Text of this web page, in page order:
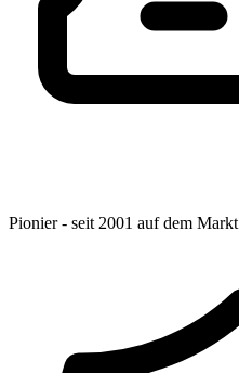
Pionier - seit 2001 auf dem Markt